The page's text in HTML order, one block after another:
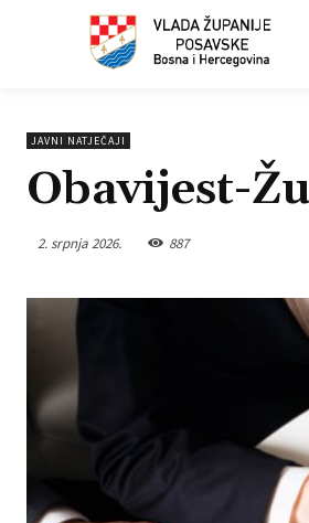
JAVNI NATJEČAJI
Obavijest-
2. srpnja 2026. 887